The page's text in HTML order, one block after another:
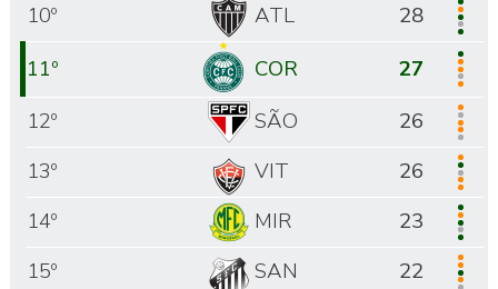
10º
ATL
28
11º
COR
27
12º
SÃO
26
13º
VIT
26
14º
MIR
23
15º
SAN
22